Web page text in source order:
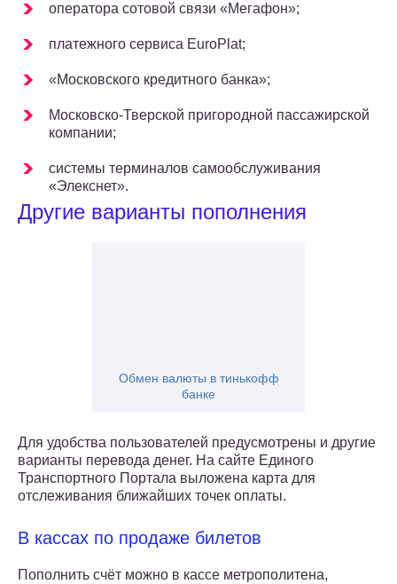
оператора сотовой связи «Мегафон»;
платежного сервиса EuroPlat;
«Московского кредитного банка»;
Московско-Тверской пригородной пассажирской
компании;
системы терминалов самообслуживания
«Элекснет».
Другие варианты пополнения
Обмен валюты в тинькофф
банке
Для удобства пользователей предусмотрены и другие
варианты перевода денег. На сайте Единого
Транспортного Портала выложена карта для
отслеживания ближайших точек оплаты.
В кассах по продаже билетов
Пополнить счёт можно в кассе метрополитена,